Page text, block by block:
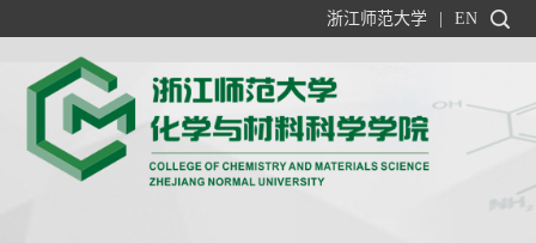
浙江师范大学 EN